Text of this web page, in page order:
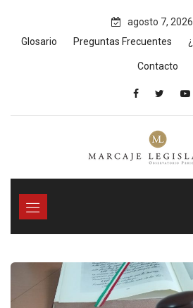
content
agosto 7, 2026
Glosario
Preguntas Frecuentes
Contacto